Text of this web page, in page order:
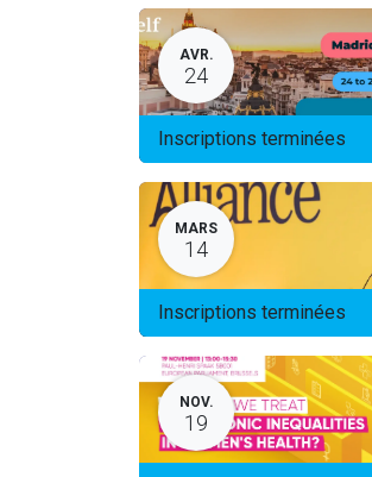
AVR.
24
Inscriptions terminées
MARS
14
Inscriptions terminées
NOV.
19